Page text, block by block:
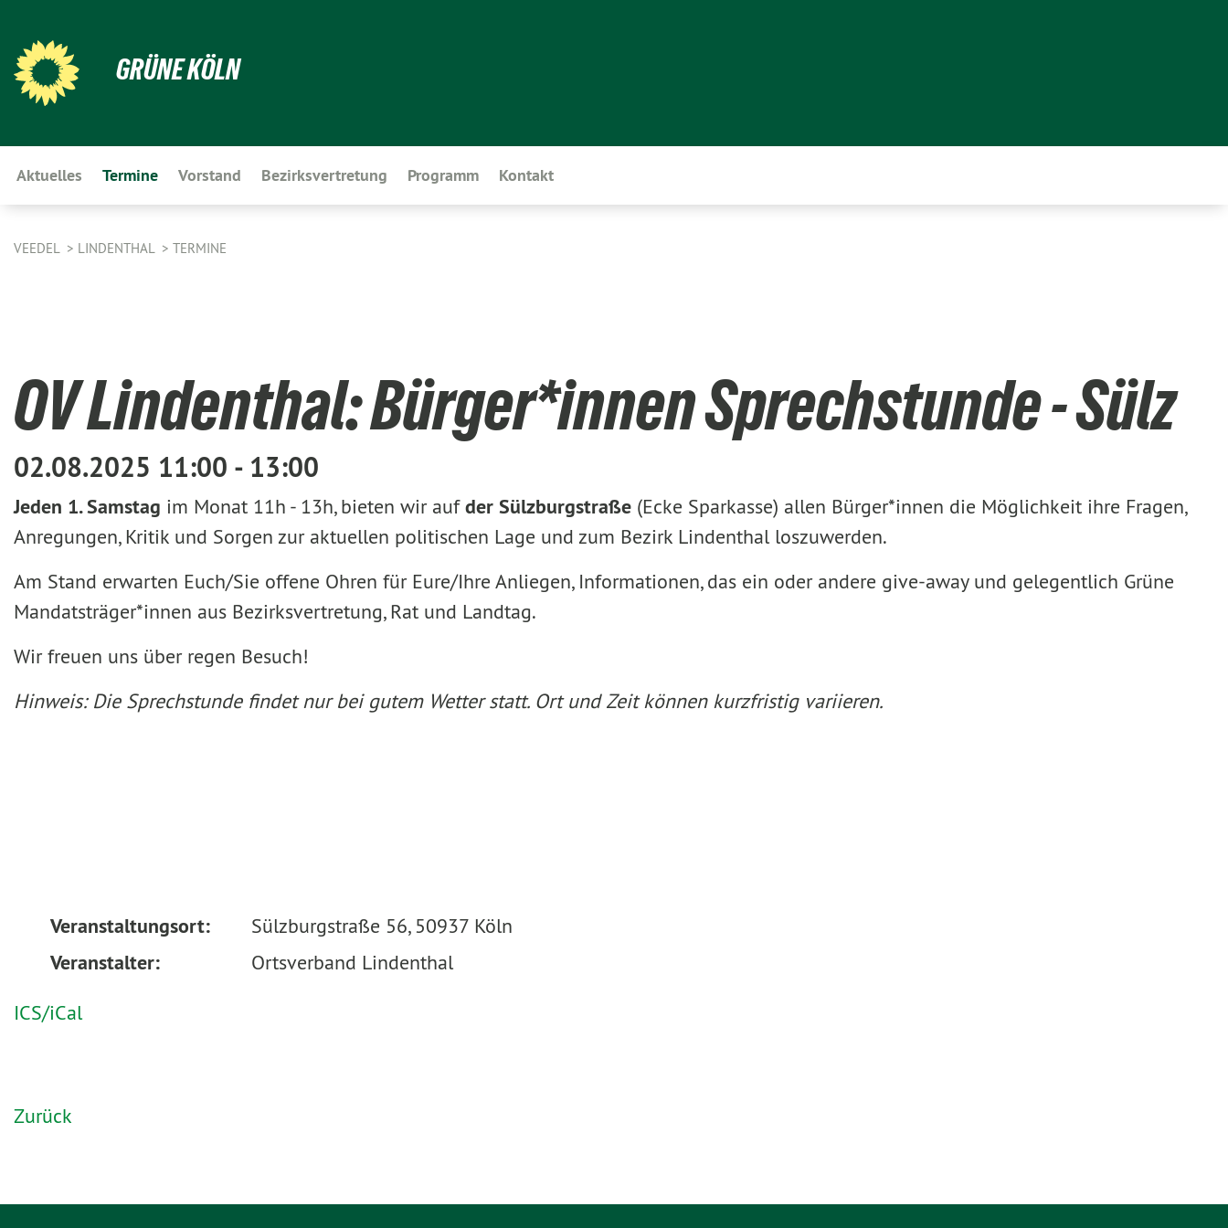
GRÜNE KÖLN
Aktuelles Termine Vorstand Bezirksvertretung Programm Kontakt
VEEDEL LINDENTHAL TERMINE
OV Lindenthal: Bürger*innen Sprechstunde - Sülz
02.08.2025 11:00 - 13:00
Jeden 1. Samstag im Monat 11h - 13h, bieten wir aufder Sülzburgstraße (Ecke Sparkasse) allen Bürger*innen die Möglichkeit ihre Fragen,
Anregungen, Kritik und Sorgen zur aktuellen politischen Lage und zum Bezirk Lindenthal loszuwerden.
Am Stand erwarten Euch/Sie offene Ohren für Eure/Ihre Anliegen, Informationen, das ein oder andere give-away und gelegentlich Grüne
Mandatsträger*innen aus Bezirksvertretung, Rat und Landtag.
Wir freuen uns über regen Besuch!
Hinweis: Die Sprechstunde findet nur bei gutem Wetter statt. Ort und Zeit können kurzfristig variieren.
Veranstaltungsort:
Sülzburgstraße 56, 50937 Köln
Veranstalter:
Ortsverband Lindenthal
ICS/iCal
Zurück